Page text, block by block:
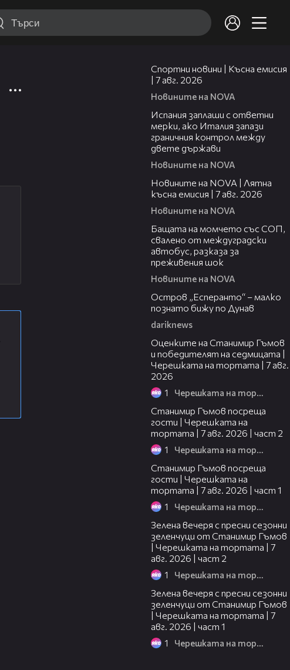
Спортни новини | Късна емисия
| 7 авг. 2026
Новините на NOVA
Испания заплаши с ответни
мерки, ако Италия запази
граничния контрол между
двете държави
Новините на NOVA
Новините на NOVA | Лятна
късна емисия | 7 авг. 2026
Новините на NOVA
Бащата на момчето със СОП,
свалено от междуградски
автобус, разказа за
преживения шок
Новините на NOVA
Остров „Есперанто“ – малко
познато бижу по Дунав
dariknews
Оценките на Станимир Гъмов
и победителят на седмицата |
Черешката на тортата | 7 авг.
2026
1 Черешката на тортата
Станимир Гъмов посреща
гости | Черешката на
тортата | 7 авг. 2026 | част 2
1 Черешката на тортата
Станимир Гъмов посреща
гости | Черешката на
тортата | 7 авг. 2026 | част 1
1 Черешката на тортата
Зелена вечеря с пресни сезонни
зеленчуци от Станимир Гъмов
| Черешката на тортата | 7
авг. 2026 | част 2
1 Черешката на тортата
Зелена вечеря с пресни сезонни
зеленчуци от Станимир Гъмов
| Черешката на тортата | 7
авг. 2026 | част 1
1 Черешката на тортата